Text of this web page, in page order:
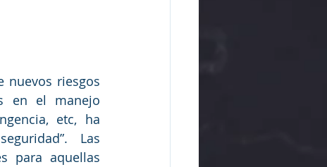
en el manejo
etc, ha
Las
para aquellas